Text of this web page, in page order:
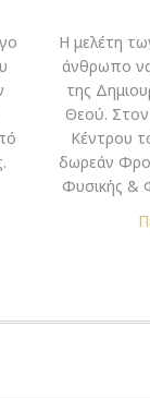
Η μελέτη
άνθρωπο
της
Θεού.
Κέντρου
δωρεάν
Φυσικής &